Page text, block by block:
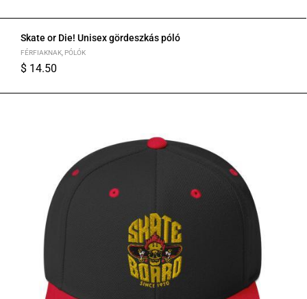
Skate or Die! Unisex gördeszkás póló
FÉRFIAKNAK, PÓLÓK
$ 14.50